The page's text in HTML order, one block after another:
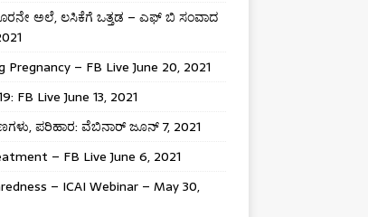
ಅಲೆ, ಲಸಿಕೆಗೆ ಒತ್ತಡ – ಎಫ್ ಬಿ ಸಂವಾದ
Pregnancy – FB Live June 20, 2021
FB Live June 13, 2021
ಪರಿಹಾರ: ವೆಬಿನಾರ್ ಜೂನ್ 7, 2021
– FB Live June 6, 2021
– ICAI Webinar – May 30,